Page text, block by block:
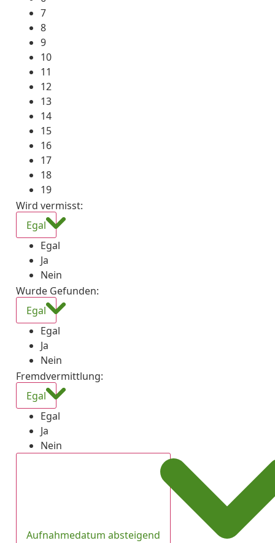
7
8
9
10
11
12
13
14
15
16
17
18
19
Wird vermisst:
Egal
Egal
Ja
Nein
Wurde Gefunden:
Egal
Egal
Ja
Nein
Fremdvermittlung:
Egal
Egal
Ja
Nein
Aufnahmedatum absteigend